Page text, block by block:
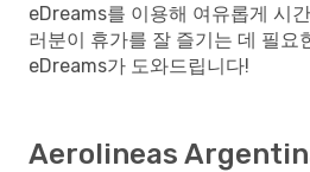
eDreams를 이용해 여유롭게 시
러분이 휴가를 잘 즐기는 데 필요
eDreams가 도와드립니다!
Aerolineas